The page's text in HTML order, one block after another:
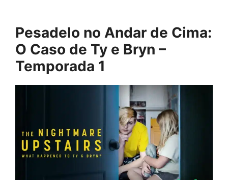
Pesadelo no Andar de Cima:
O Caso de Ty e Bryn –
Temporada 1